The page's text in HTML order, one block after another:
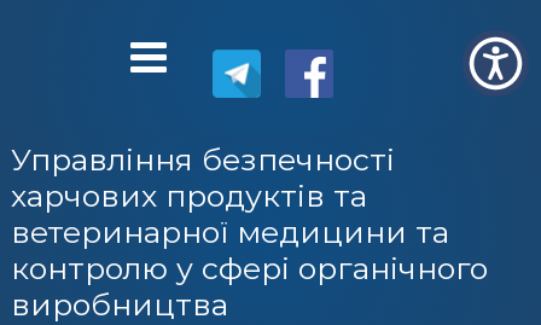
Управління безпечності
харчових продуктів та
ветеринарної медицини та
контролю у сфері органічного
виробництва